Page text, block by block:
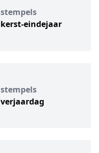
stempels
kerst-eindejaar
stempels
verjaardag